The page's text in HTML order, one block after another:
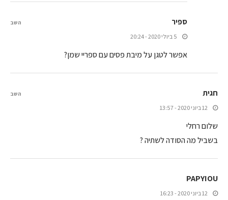
ספיר
5 ביולי 2020 - 20:24
אפשר לטגן על מיבת פסים עם ספריי שמן?
השב
חגית
12 ביוני 2020 - 13:57
שלום רחלי
בשביל מה הסודה לשתיה ?
השב
PAPYIOU
12 ביוני 2020 - 16:23